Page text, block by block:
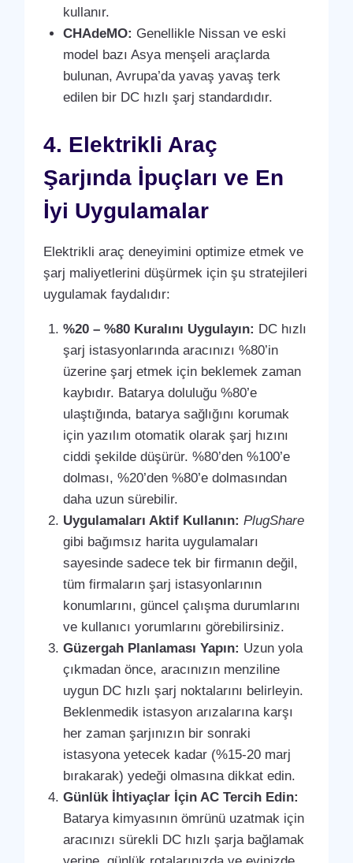
kullanır.
CHAdeMO: Genellikle Nissan ve eski
model bazı Asya menşeli araçlarda
bulunan, Avrupa’da yavaş yavaş terk
edilen bir DC hızlı şarj standardıdır.
4. Elektrikli Araç
Şarjında İpuçları ve En
İyi Uygulamalar
Elektrikli araç deneyimini optimize etmek ve
şarj maliyetlerini düşürmek için şu stratejileri
uygulamak faydalıdır:
%20 – %80 Kuralını Uygulayın: DC hızlı
şarj istasyonlarında aracınızı %80’in
üzerine şarj etmek için beklemek zaman
kaybıdır. Batarya doluluğu %80’e
ulaştığında, batarya sağlığını korumak
için yazılım otomatik olarak şarj hızını
ciddi şekilde düşürür. %80’den %100’e
dolması, %20’den %80’e dolmasından
daha uzun sürebilir.
Uygulamaları Aktif Kullanın: PlugShare
gibi bağımsız harita uygulamaları
sayesinde sadece tek bir firmanın değil,
tüm firmaların şarj istasyonlarının
konumlarını, güncel çalışma durumlarını
ve kullanıcı yorumlarını görebilirsiniz.
Güzergah Planlaması Yapın: Uzun yola
çıkmadan önce, aracınızın menziline
uygun DC hızlı şarj noktalarını belirleyin.
Beklenmedik istasyon arızalarına karşı
her zaman şarjınızın bir sonraki
istasyona yetecek kadar (%15-20 marj
bırakarak) yedeği olmasına dikkat edin.
Günlük İhtiyaçlar İçin AC Tercih Edin:
Batarya kimyasının ömrünü uzatmak için
aracınızı sürekli DC hızlı şarja bağlamak